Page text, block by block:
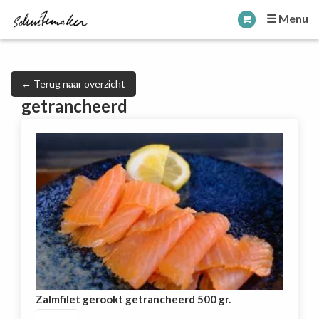
☰ Menu
← Terug naar overzicht
getrancheerd
Zalmfilet gerookt getrancheerd 500 gr.